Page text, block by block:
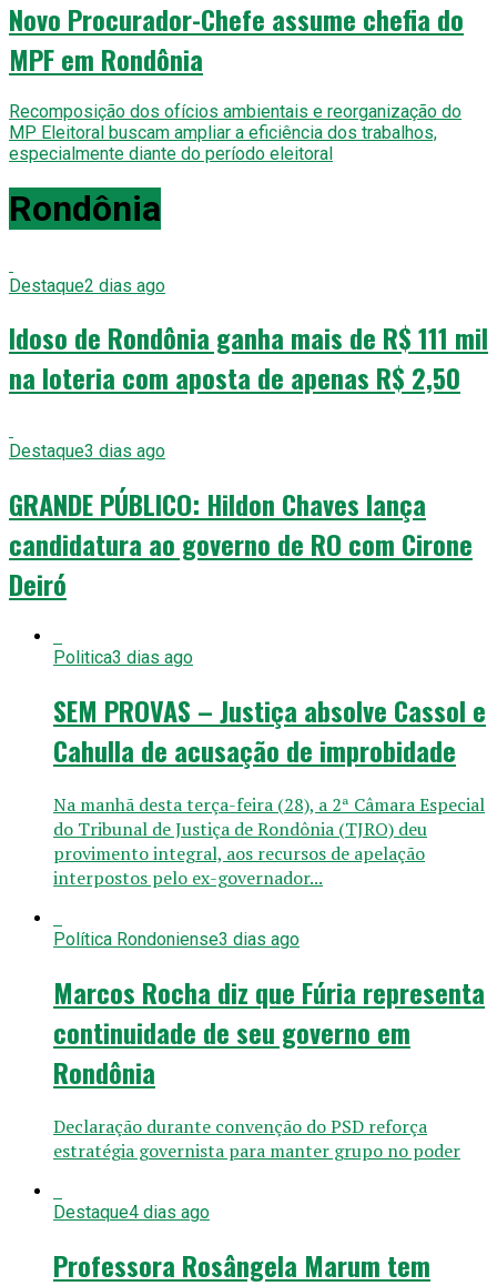
Novo Procurador-Chefe assume chefia do
MPF em Rondônia
Recomposição dos ofícios ambientais e reorganização do
MP Eleitoral buscam ampliar a eficiência dos trabalhos,
especialmente diante do período eleitoral
Rondônia
Destaque2 dias ago
Idoso de Rondônia ganha mais de R$ 111 mil
na loteria com aposta de apenas R$ 2,50
Destaque3 dias ago
GRANDE PÚBLICO: Hildon Chaves lança
candidatura ao governo de RO com Cirone
Deiró
Politica3 dias ago
SEM PROVAS – Justiça absolve Cassol e
Cahulla de acusação de improbidade
Na manhã desta terça-feira (28), a 2ª Câmara Especial
do Tribunal de Justiça de Rondônia (TJRO) deu
provimento integral, aos recursos de apelação
interpostos pelo ex-governador...
Política Rondoniense3 dias ago
Marcos Rocha diz que Fúria representa
continuidade de seu governo em
Rondônia
Declaração durante convenção do PSD reforça
estratégia governista para manter grupo no poder
Destaque4 dias ago
Professora Rosângela Marum tem